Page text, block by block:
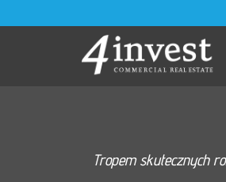
Tropem skutecznych